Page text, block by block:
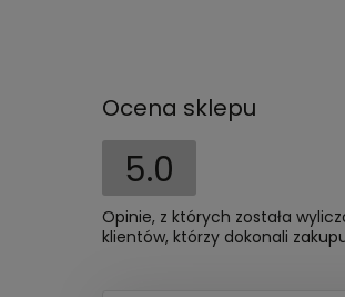
Ocena sklepu
5.0
Opinie, z których została
klientów, którzy dokonali